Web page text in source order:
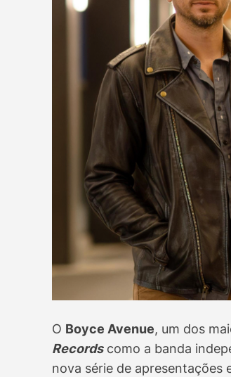
O Boyce Avenue, um dos
Recordscomo a banda
nova série de apresentações